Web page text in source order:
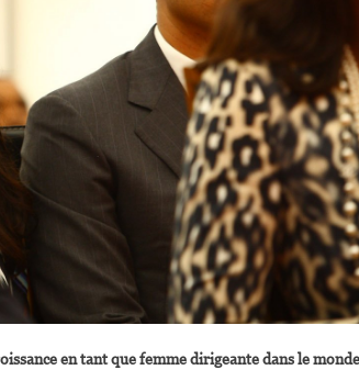
en tant que femme dirigeante dans le monde